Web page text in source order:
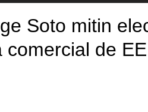
Soto mitin
comercial de